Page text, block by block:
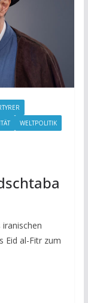
WELTPOLITIK
Eid al-Fitr zum